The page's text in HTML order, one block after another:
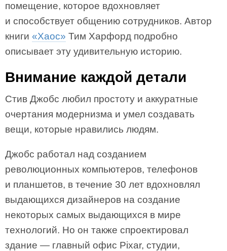
помещение, которое вдохновляет
и способствует общению сотрудников. Автор
книги «Хаос» Тим Харфорд подробно
описывает эту удивительную историю.
Внимание каждой детали
Стив Джобс любил простоту и аккуратные
очертания модернизма и умел создавать
вещи, которые нравились людям.
Джобс работал над созданием
революционных компьютеров, телефонов
и планшетов, в течение 30 лет вдохновлял
выдающихся дизайнеров на создание
некоторых самых выдающихся в мире
технологий. Но он также спроектировал
здание — главный офис Pixar, студии,